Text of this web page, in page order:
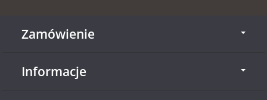
Zamówienie
Informacje